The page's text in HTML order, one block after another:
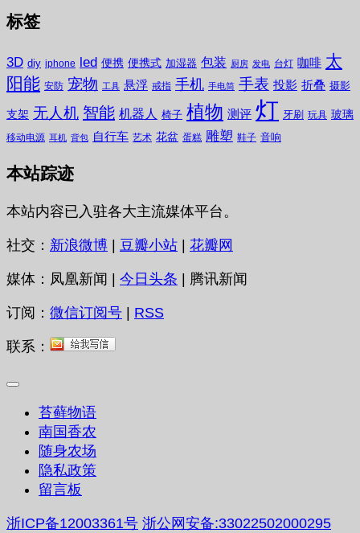
标签
3D diy iphone led 便携 便携式 加湿器 包装 厨房 发电 台灯 咖啡 太
阳能 安防 宠物 工具 悬浮 戒指 手机 手电筒 手表 投影 折叠 摄影
支架 无人机 智能 机器人 椅子 植物 测评 灯 牙刷 玩具 玻璃
移动电源 耳机 背包 自行车 艺术 花盆 蛋糕 雕塑 鞋子 音响
本站踪迹
本站内容已入驻各大主流媒体平台。
社交： 新浪微博 豆瓣小站 花瓣网
媒体：凤凰新闻 | 今日头条 | 腾讯新闻
订阅： 微信订阅号 RSS
联系：
苔藓物语
南国香农
随身农场
隐私政策
留言板
浙ICP备12003361号 浙公网安备:33022502000295